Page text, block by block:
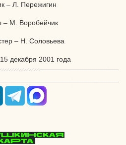
– Л. Пережигин
– М. Воробейчик
– Н. Соловьева
декабря 2001 года